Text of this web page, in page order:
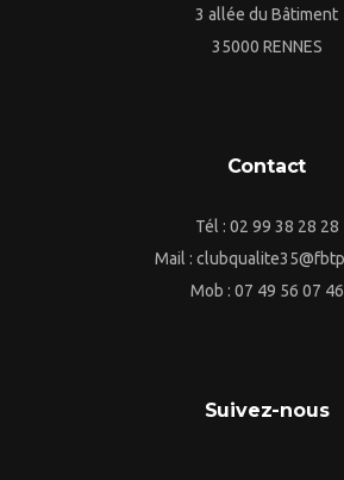
3 allée du Bâtiment
35000 RENNES
Contact
Tél : 02 99 38 28 28
Mail :
Mob : 07 49 56 07 46
Suivez-nous